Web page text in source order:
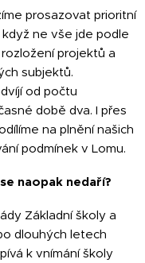
prosazovat prioritní
ne vše jde podle
projektů a
subjektů.
od počtu
době dva. I přes
na plnění našich
podmínek v Lomu.
naopak nedaří?
Základní školy a
dlouhých letech
k vnímání školy